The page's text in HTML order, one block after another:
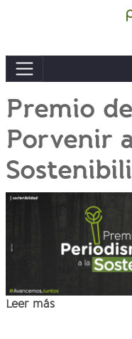
Premio
Porvenir
Leer más